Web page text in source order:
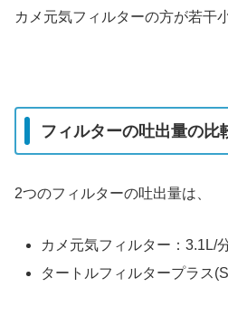
カメ元気フィルターの方が若干
フィルターの吐出量の比
2つのフィルターの吐出量は、
カメ元気フィルター：3.1L/
タートルフィルタープラス